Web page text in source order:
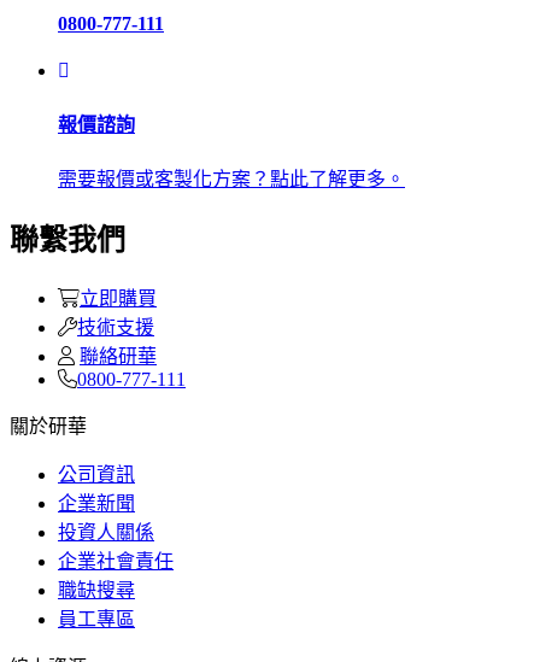
0800-777-111
報價諮詢
需要報價或客製化方案？點此了解更多。
聯繫我們
立即購買
技術支援
聯絡研華
0800-777-111
關於研華
公司資訊
企業新聞
投資人關係
企業社會責任
職缺搜尋
員工專區